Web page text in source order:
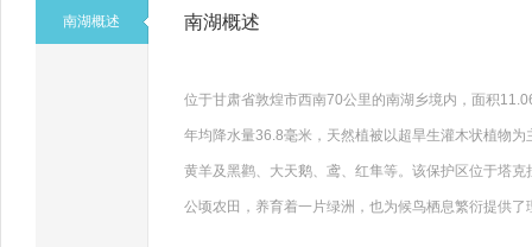
南湖概述 南湖概述
位于甘肃省敦煌市西南70公里的南湖乡境内，面积
年均降水量36.8毫米，天然植被以超旱生灌木状植物
黄羊及黑鹳、大天鹅、鸢、红隼等。该保护区位于塔
公顷农田，养育着一片绿洲，也为候鸟栖息繁衍提供了